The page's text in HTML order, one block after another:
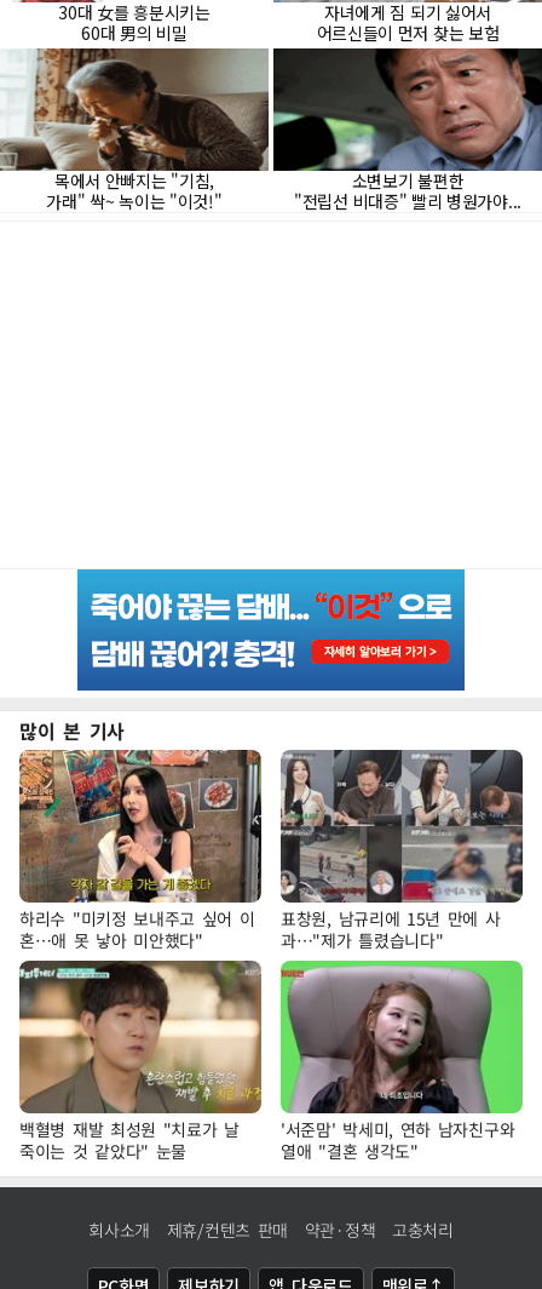
많이 본 기사
하리수 "미키정 보내주고 싶어 이
혼…애 못 낳아 미안했다"
표창원, 남규리에 15년 만에 사
과…"제가 틀렸습니다"
백혈병 재발 최성원 "치료가 날
죽이는 것 같았다" 눈물
'서준맘' 박세미, 연하 남자친구와
열애 "결혼 생각도"
회사소개 제휴/컨텐츠 판매 약관·정책 고충처리